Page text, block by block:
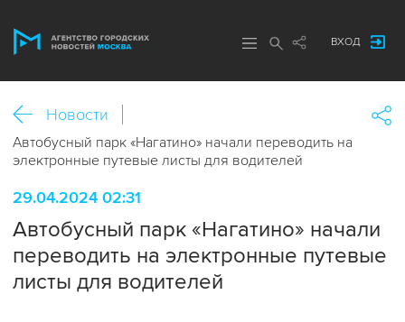
ВХОД
Новости
Автобусный парк «Нагатино» начали переводить на
электронные путевые листы для водителей
29.04.2024 02:31
Автобусный парк «Нагатино» начали
переводить на электронные путевые
листы для водителей